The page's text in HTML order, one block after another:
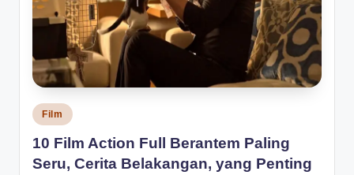
Posted
in
Film
10 Film Action Full Berantem Paling
Seru, Cerita Belakangan, yang Penting